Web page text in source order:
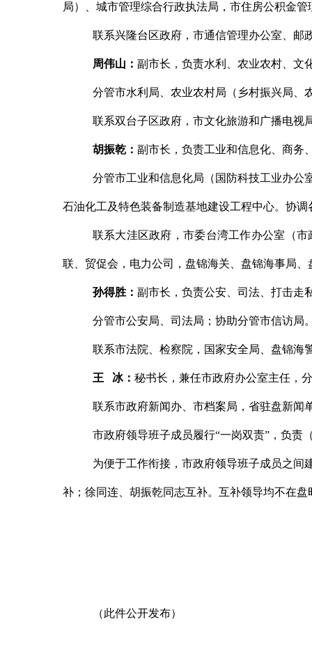
局）、城市管理综合行政执法局，市住房公积金管
联系兴隆台区政府，市通信管理办公室、邮
周伟山 ： 副市长，负责水利、农业农村、文
分管市水利局、农业农村局（乡村振兴局、
联系双台子区政府，市文化旅游和广播电视
胡振乾： 副市长，负责工业和信息化、商务
分管市工业和信息化局（国防科技工业办公
石油化工及特色装备制造基地建设工程中心。协
联系大洼区政府，市委台湾工作办公室（
联、贸促会，电力公司，盘锦海关、盘锦海事局
孙得胜： 副市长，负责公安、司法、打击走
分管市公安局、司法局；协助分管市信访局
联系市法院、检察院，国家安全局、盘锦海
王 冰： 秘书长，兼任市政府办公室主任，
联系市政府新闻办、市档案局，省驻盘新闻
市政府领导班子成员履行“一岗双责”，负责
为便于工作衔接，市政府领导班子成员之间
补；徐同连、胡振乾同志互补。互补领导均不在
（此件公开发布）